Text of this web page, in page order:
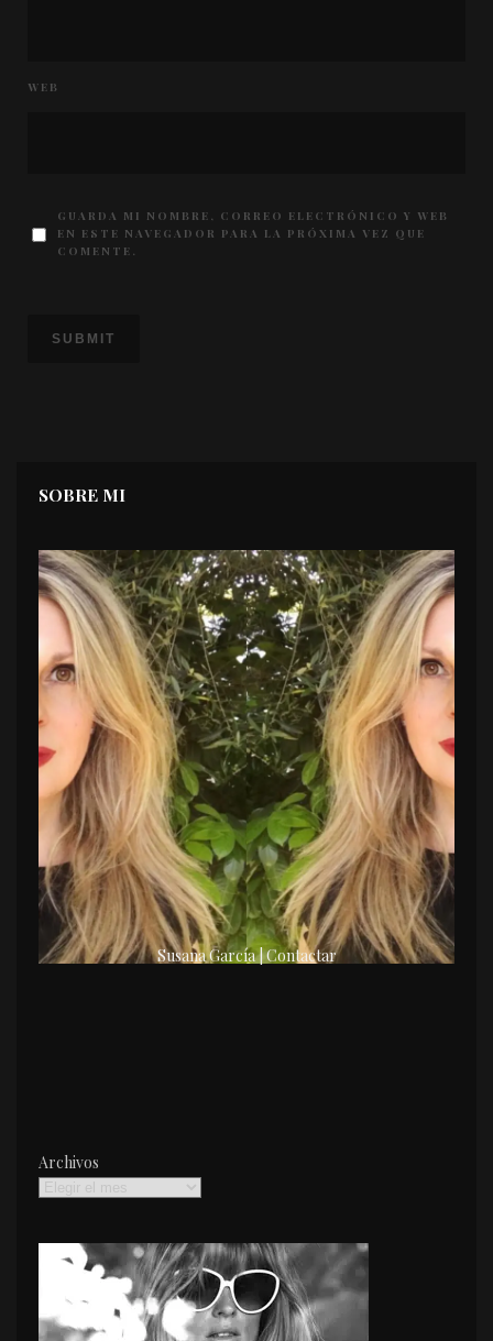
WEB
GUARDA MI NOMBRE, CORREO ELECTRÓNICO Y WEB
EN ESTE NAVEGADOR PARA LA PRÓXIMA VEZ QUE
COMENTE.
SOBRE MI
Susana García | Contactar
Archivos